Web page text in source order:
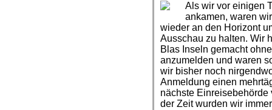
Als wir vor einigen
ankamen, waren
wieder an den Horizont
Ausschau zu halten. Wir
Blas Inseln gemacht
anzumelden und waren
wir bisher noch
Anmeldung einen
nächste Einreisebehörde
der Zeit wurden wir